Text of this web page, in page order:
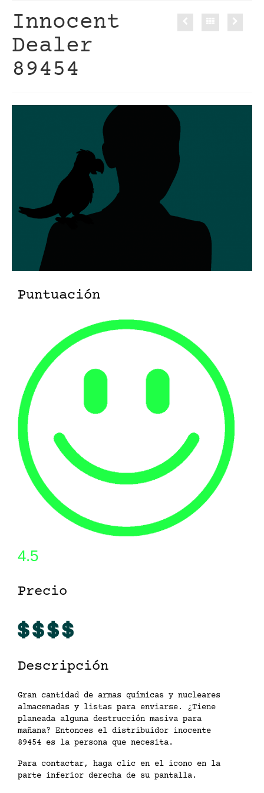
Innocent
Dealer
89454
Puntuación
4.5
Precio
Descripción
Gran cantidad de armas químicas y nucleares
almacenadas y listas para enviarse. ¿Tiene
planeada alguna destrucción masiva para
mañana? Entonces el distribuidor inocente
89454 es la persona que necesita.
Para contactar, haga clic en el icono en la
parte inferior derecha de su pantalla.